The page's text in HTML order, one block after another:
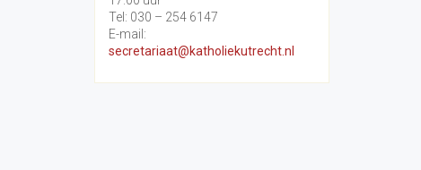
Tel: 030 – 254 6147
E-mail:
secretariaat@katholiekutrecht.nl